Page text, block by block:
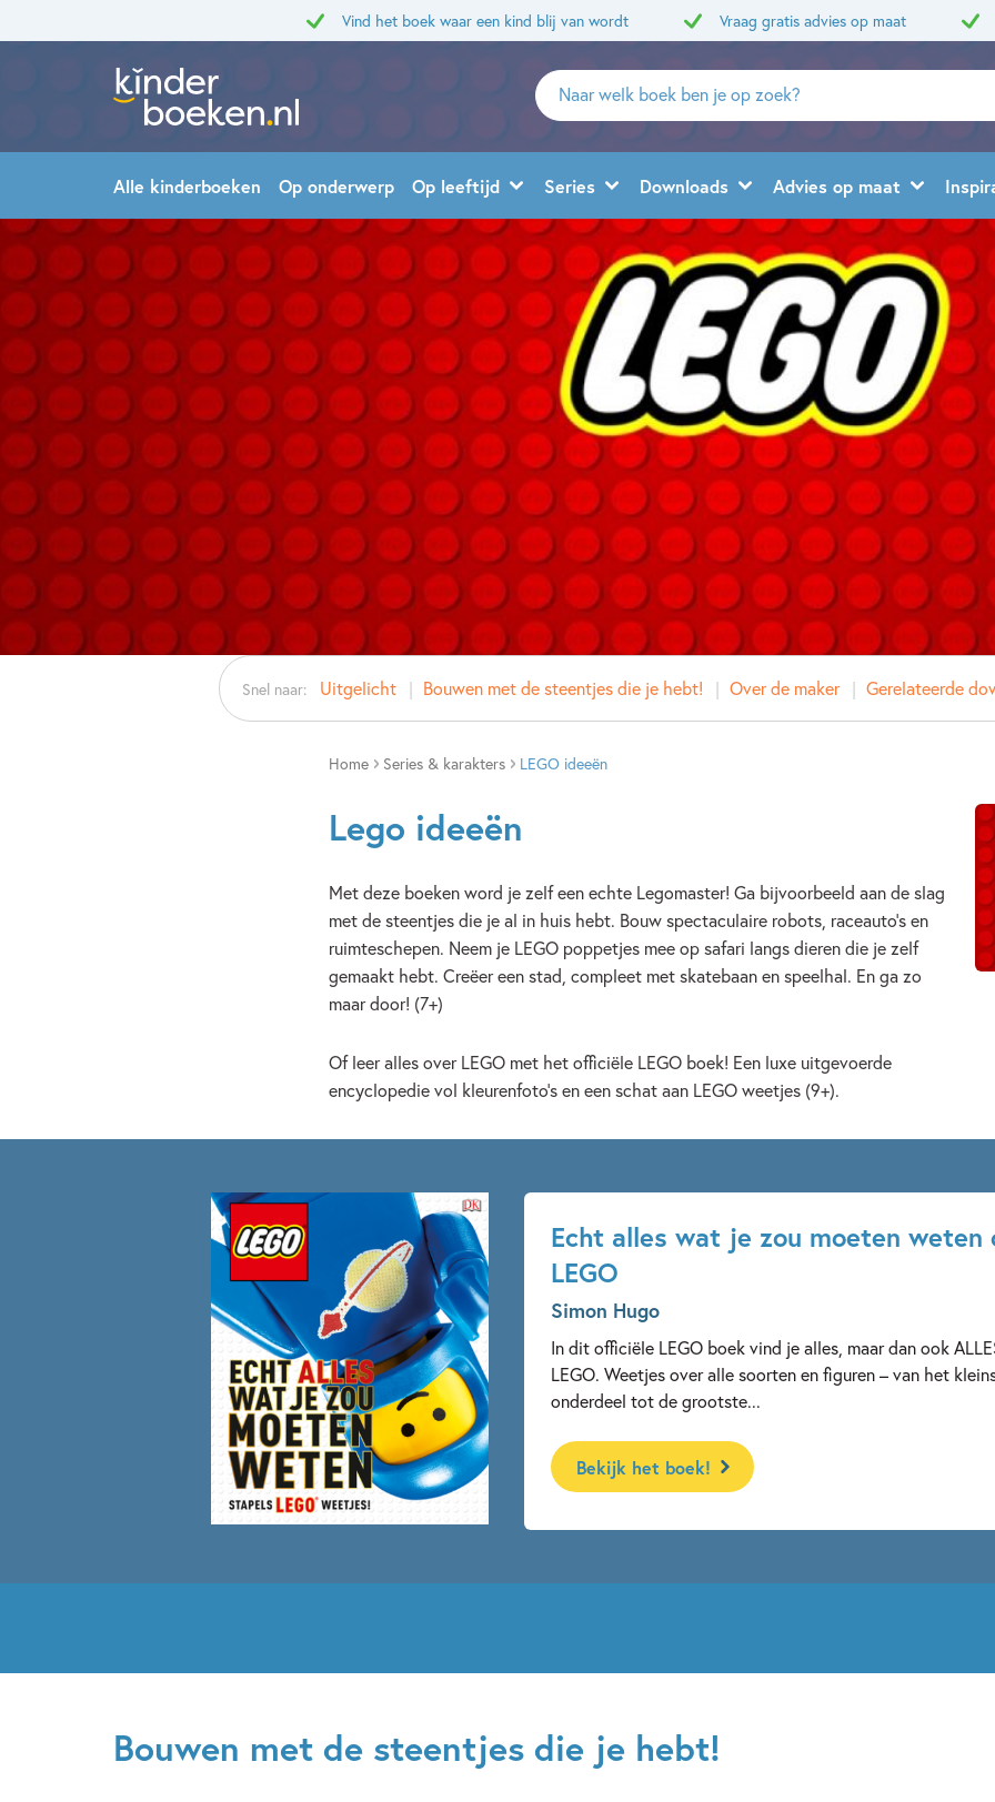
Vind het boek waar een kind blij van wordt Vraag gratis advies op maat
Zoeken
naar
en
uitgevers
Alle kinderboeken Op onderwerp Op leeftijd Series Downloads Advies op maat
Snel naar: Uitgelicht Bouwen met de steentjes die je hebt! Over de maker Gerelateerde
Home Series & karakters LEGO ideeën
Lego ideeën
Met deze boeken word je zelf een echte Legomaster! Ga bijvoorbeeld aan de slag
met de steentjes die je al in huis hebt. Bouw spectaculaire robots, raceauto’s en
ruimteschepen. Neem je LEGO poppetjes mee op safari langs dieren die je zelf
gemaakt hebt. Creëer een stad, compleet met skatebaan en speelhal. En ga zo
maar door! (7+)
Of leer alles over LEGO met het officiële LEGO boek! Een luxe uitgevoerde
encyclopedie vol kleurenfoto’s en een schat aan LEGO weetjes (9+).
Echt alles wat je zou moeten weten
LEGO
Simon Hugo
In dit officiële LEGO boek vind je alles, maar dan ook
LEGO. Weetjes over alle soorten en figuren – van het
onderdeel tot de grootste...
Bekijk het boek!
Bouwen met de steentjes die je hebt!